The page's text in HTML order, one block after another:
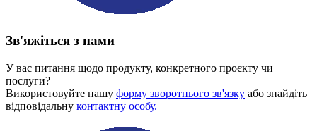
Зв'яжіться з нами
У вас питання щодо продукту, конкретного проєкту чи
послуги?
Використовуйте нашу форму зворотнього зв'язку або знайдіть
відповідальну контактну особу.